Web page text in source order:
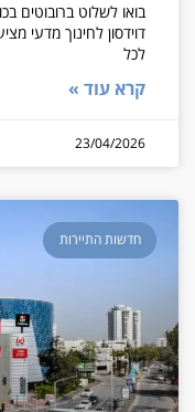
בואו לשלוט ברובוטים
דוידסון לחינוך מדעי
לכל
קרא עוד »
23/04/2026
חדשות התיירות